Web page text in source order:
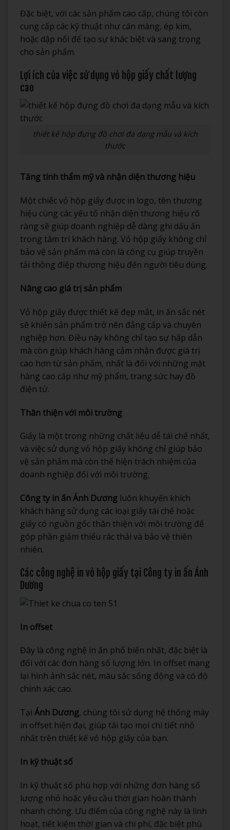
Đặc biệt, với các sản phẩm cao cấp, chúng tôi còn
cung cấp các kỹ thuật như cán màng, ép kim,
hoặc dập nổi để tạo sự khác biệt và sang trọng
cho sản phẩm.
Lợi ích của việc sử dụng vỏ hộp giấy chất lượng
cao
thiết kế hộp đựng đồ chơi đa dạng mẫu và kích
thước
Tăng tính thẩm mỹ và nhận diện thương hiệu
Một chiếc vỏ hộp giấy được in logo, tên thương
hiệu cùng các yếu tố nhận diện thương hiệu rõ
ràng sẽ giúp doanh nghiệp dễ dàng ghi dấu ấn
trong tâm trí khách hàng. Vỏ hộp giấy không chỉ
bảo vệ sản phẩm mà còn là công cụ giúp truyền
tải thông điệp thương hiệu đến người tiêu dùng.
Nâng cao giá trị sản phẩm
Vỏ hộp giấy được thiết kế đẹp mắt, in ấn sắc nét
sẽ khiến sản phẩm trở nên đẳng cấp và chuyên
nghiệp hơn. Điều này không chỉ tạo sự hấp dẫn
mà còn giúp khách hàng cảm nhận được giá trị
cao hơn từ sản phẩm, nhất là đối với những mặt
hàng cao cấp như mỹ phẩm, trang sức hay đồ
điện tử.
Thân thiện với môi trường
Giấy là một trong những chất liệu dễ tái chế nhất,
và việc sử dụng vỏ hộp giấy không chỉ giúp bảo
vệ sản phẩm mà còn thể hiện trách nhiệm của
doanh nghiệp đối với môi trường.
Công ty in ấn Ánh Dương luôn khuyến khích
khách hàng sử dụng các loại giấy tái chế hoặc
giấy có nguồn gốc thân thiện với môi trường để
góp phần giảm thiểu rác thải và bảo vệ thiên
nhiên.
Các công nghệ in vỏ hộp giấy tại Công ty in ấn Ánh
Dương
In offset
Đây là công nghệ in ấn phổ biến nhất, đặc biệt là
đối với các đơn hàng số lượng lớn. In offset mang
lại hình ảnh sắc nét, màu sắc sống động và có độ
chính xác cao.
Tại Ánh Dương, chúng tôi sử dụng hệ thống máy
in offset hiện đại, giúp tái tạo mọi chi tiết nhỏ
nhất trên thiết kế vỏ hộp giấy của bạn.
In kỹ thuật số
In kỹ thuật số phù hợp với những đơn hàng số
lượng nhỏ hoặc yêu cầu thời gian hoàn thành
nhanh chóng. Ưu điểm của công nghệ này là linh
hoạt, tiết kiệm thời gian và chi phí, đặc biệt phù